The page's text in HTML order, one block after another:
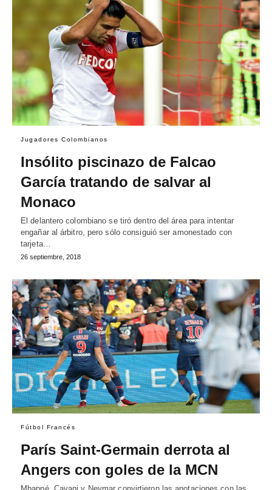
Jugadores Colombianos
Insólito piscinazo de Falcao
García tratando de salvar al
Monaco
El delantero colombiano se tiró dentro del área para intentar
engañar al árbitro, pero sólo consiguió ser amonestado con
tarjeta…
26 septiembre, 2018
Fútbol Francés
París Saint-Germain derrota al
Angers con goles de la MCN